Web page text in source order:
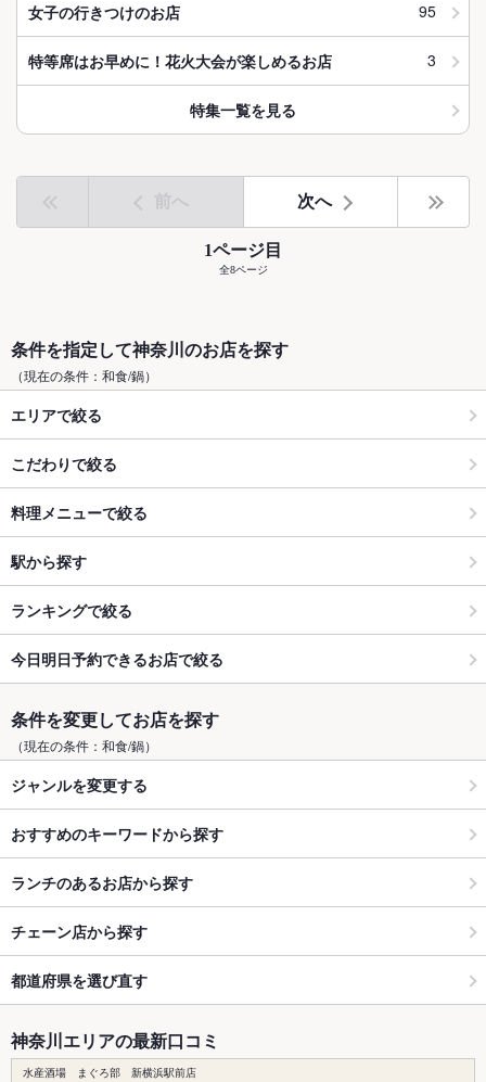
女子の行きつけのお店 95
特等席はお早めに！花火大会が楽しめるお店 3
特集一覧を見る
前へ 次へ
1ページ目
全8ページ
条件を指定して神奈川のお店を探す
（現在の条件：和食/鍋）
エリアで絞る
こだわりで絞る
料理メニューで絞る
駅から探す
ランキングで絞る
今日明日予約できるお店で絞る
条件を変更してお店を探す
（現在の条件：和食/鍋）
ジャンルを変更する
おすすめのキーワードから探す
ランチのあるお店から探す
チェーン店から探す
都道府県を選び直す
神奈川エリアの最新口コミ
水産酒場 まぐろ部 新横浜駅前店